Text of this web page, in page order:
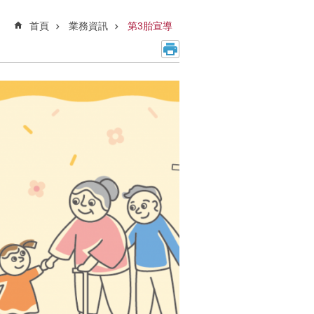
首頁 業務資訊 第3胎宣導